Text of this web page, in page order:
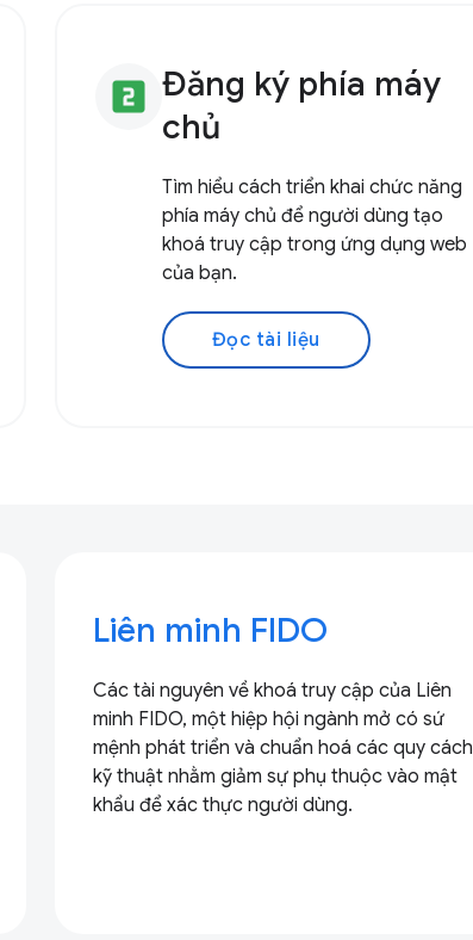
looks_two Đăng ký phía máy
chủ
Tìm hiểu cách triển khai chức năng
phía máy chủ để người dùng tạo
khoá truy cập trong ứng dụng web
của bạn.
Đọc tài liệu
Liên minh FIDO
Các tài nguyên về khoá truy cập của Liên
minh FIDO, một hiệp hội ngành mở có sứ
mệnh phát triển và chuẩn hoá các quy cách
kỹ thuật nhằm giảm sự phụ thuộc vào mật
khẩu để xác thực người dùng.